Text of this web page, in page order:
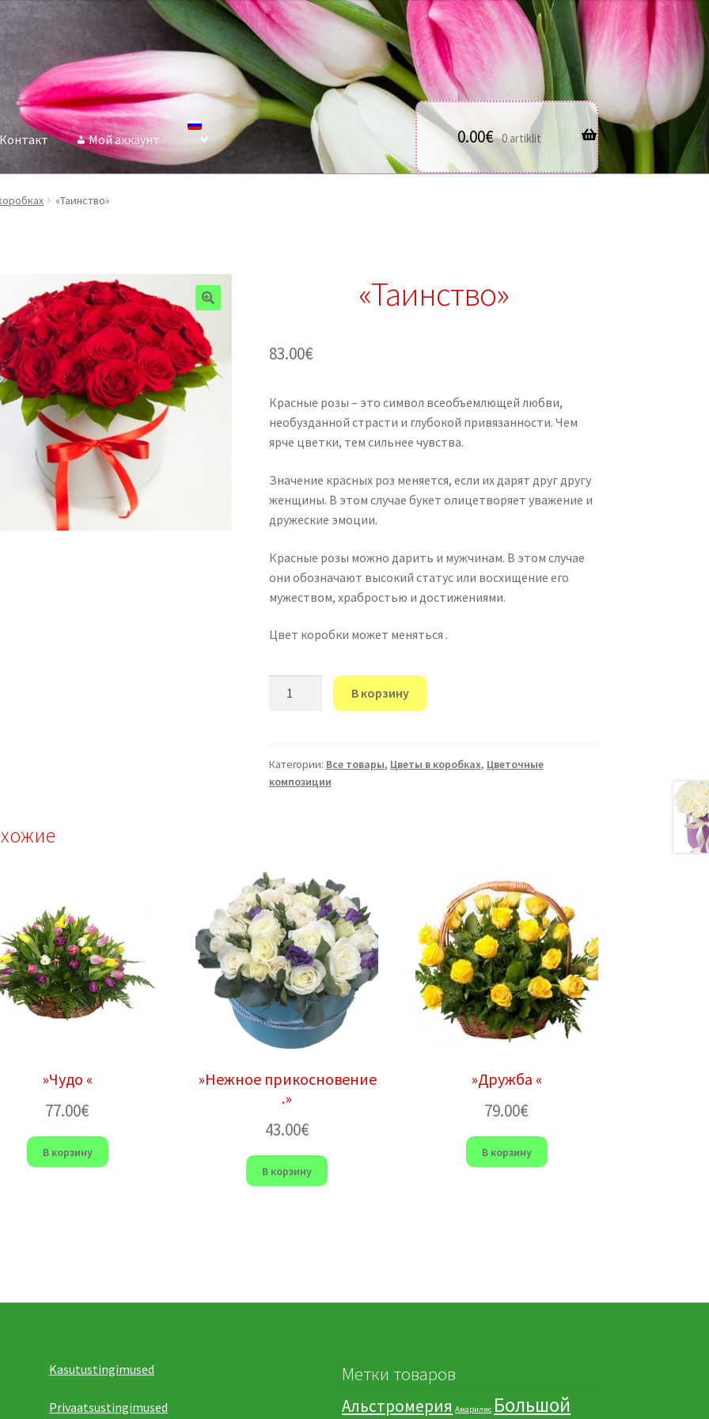
Мой аккаунт 0.00€ 0 artiklit
«Таинство»
«Таинство»
83.00€
Красные розы – это символ всеобъемлющей любви,
необузданной страсти и глубокой привязанности. Чем
ярче цветки, тем сильнее чувства.
Значение красных роз меняется, если их дарят друг другу
женщины. В этом случае букет олицетворяет уважение и
дружеские эмоции.
Красные розы можно дарить и мужчинам. В этом случае
они обозначают высокий статус или восхищение его
мужеством, храбростью и достижениями.
Цвет коробки может меняться .
Количество
В корзину
Категории: Все товары, Цветы в коробках, Цветочные
композиции
»Чудо «
77.00€
В корзину
»Нежное прикосновение
.»
43.00€
В корзину
»Дружба «
79.00€
В корзину
Kasutustingimused
Privaatsustingimused
Метки товаров
Альстромерия Амарилис Большой